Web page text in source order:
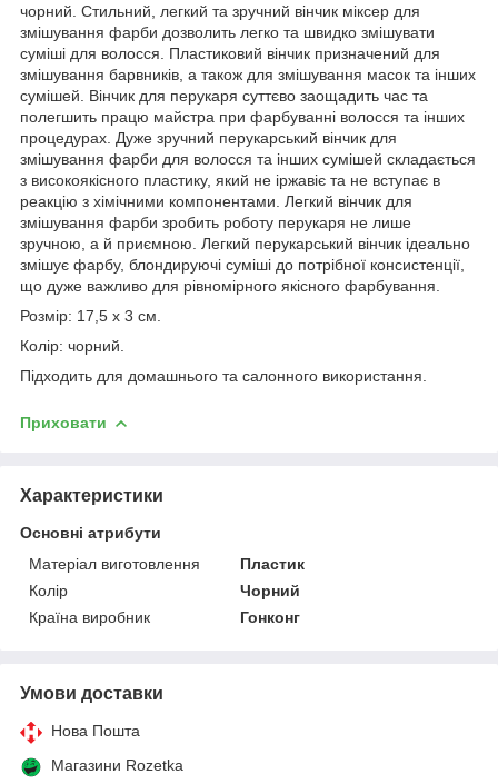
чорний. Стильний, легкий та зручний вінчик міксер для
змішування фарби дозволить легко та швидко змішувати
суміші для волосся. Пластиковий вінчик призначений для
змішування барвників, а також для змішування масок та інших
сумішей. Вінчик для перукаря суттєво заощадить час та
полегшить працю майстра при фарбуванні волосся та інших
процедурах. Дуже зручний перукарський вінчик для
змішування фарби для волосся та інших сумішей складається
з високоякісного пластику, який не іржавіє та не вступає в
реакцію з хімічними компонентами. Легкий вінчик для
змішування фарби зробить роботу перукаря не лише
зручною, а й приємною. Легкий перукарський вінчик ідеально
змішує фарбу, блондируючі суміші до потрібної консистенції,
що дуже важливо для рівномірного якісного фарбування.
Розмір: 17,5 х 3 см.
Колір: чорний.
Підходить для домашнього та салонного використання.
Приховати
Характеристики
Основні атрибути
Матеріал виготовлення
Пластик
Колір
Чорний
Країна виробник
Гонконг
Умови доставки
Нова Пошта
Магазини Rozetka